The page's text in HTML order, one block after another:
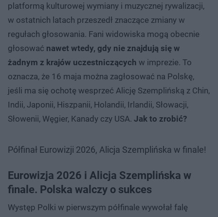
platformą kulturowej wymiany i muzycznej rywalizacji,
w ostatnich latach przeszedł znaczące zmiany w
regułach głosowania. Fani widowiska mogą obecnie
głosować nawet wtedy, gdy nie znajdują się w
żadnym z krajów uczestniczących w imprezie. To
oznacza, że 16 maja można zagłosować na Polskę,
jeśli ma się ochotę wesprzeć Alicję Szemplińską z Chin,
Indii, Japonii, Hiszpanii, Holandii, Irlandii, Słowacji,
Słowenii, Węgier, Kanady czy USA. Jak to zrobić?
Półfinał Eurowizji 2026, Alicja Szemplińska w finale!
Eurowizja 2026 i Alicja Szemplińska w
finale. Polska walczy o sukces
Występ Polki w pierwszym półfinale wywołał falę